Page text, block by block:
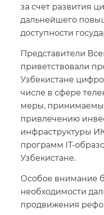
за счет развития
дальнейшего
доступности
Представители
приветствовали
Узбекистане
числе в сфере
меры,
привлечению
инфраструктуры
программ IT-
Узбекистане.
Особое внимание
необходимости
продвижения